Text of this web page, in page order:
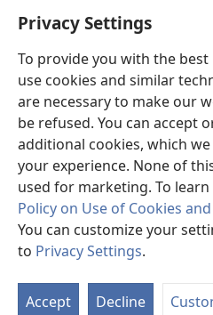
Privacy Settings
To provide you with the
use cookies and similar
are necessary to make our
be refused. You can accept
additional cookies, which
your experience. None of
used for marketing. To
Policy on Use of Cookies
You can customize your
to Privacy Settings.
Accept Decline
Bibliyotèk sou Entènèt
(opens
window)JW Hub
(opens
new
window)JW Library
Watchtower Library
Copyright© 2026 Watch Tower Bible
RÈG POU W KA ITILIZE L|
PARAMÈT